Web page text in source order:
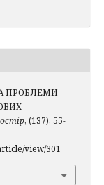
ПРОБЛЕМИ
, (137), 55-
view/301